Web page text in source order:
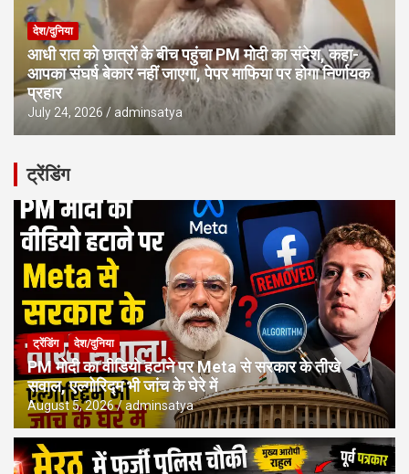
देश/दुनिया
आधी रात को छात्रों के बीच पहुंचा PM मोदी का संदेश, कहा-
आपका संघर्ष बेकार नहीं जाएगा, पेपर माफिया पर होगा निर्णायक
प्रहार
July 24, 2026 adminsatya
ट्रेंडिंग
ट्रेंडिंग देश/दुनिया
PM मोदी का वीडियो हटाने पर Meta से सरकार के तीखे
सवाल, एल्गोरिद्म भी जांच के घेरे में
August 5, 2026 adminsatya